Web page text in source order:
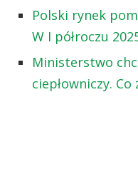
Polski rynek
W I półroczu
Ministerstwo
ciepłowniczy.